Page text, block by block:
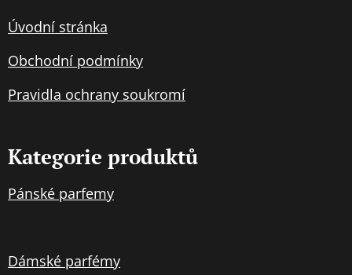
Úvodní stránka
Obchodní podmínky
Pravidla ochrany soukromí
Kategorie produktů
Pánské parfemy
Dámské parfémy